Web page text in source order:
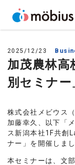
2025/12/23
加茂農林高
別セミナ
株式会社メビウス
加藤幸久、以下「
ス新潟本社1F共創
ナー」を開催しまし
本セミナーは、文